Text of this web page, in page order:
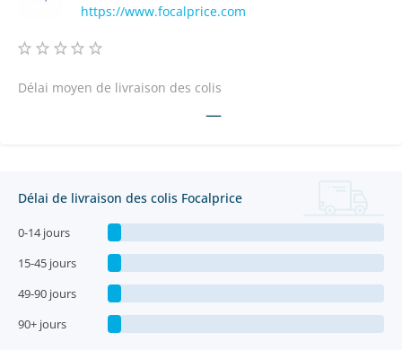
https://www.focalprice.com
Délai moyen de livraison des colis
—
Délai de livraison des colis Focalprice
0-14 jours
15-45 jours
49-90 jours
90+ jours